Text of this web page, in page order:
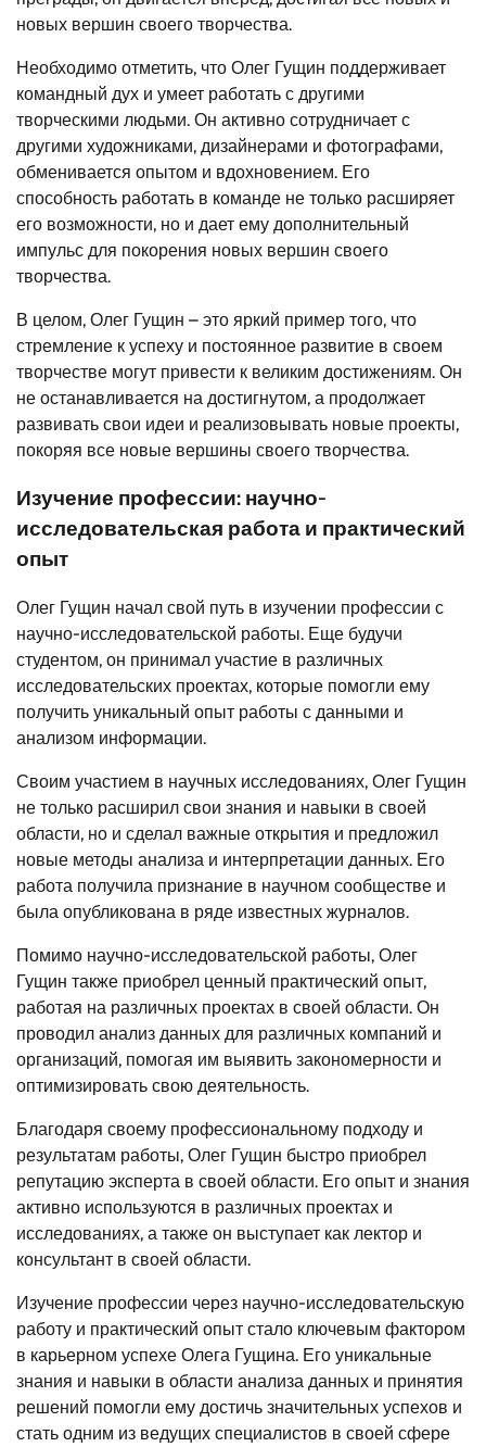
новых вершин своего творчества.
Необходимо отметить, что Олег Гущин поддерживает
командный дух и умеет работать с другими
творческими людьми. Он активно сотрудничает с
другими художниками, дизайнерами и фотографами,
обменивается опытом и вдохновением. Его
способность работать в команде не только расширяет
его возможности, но и дает ему дополнительный
импульс для покорения новых вершин своего
творчества.
В целом, Олег Гущин – это яркий пример того, что
стремление к успеху и постоянное развитие в своем
творчестве могут привести к великим достижениям. Он
не останавливается на достигнутом, а продолжает
развивать свои идеи и реализовывать новые проекты,
покоряя все новые вершины своего творчества.
Изучение профессии: научно-
исследовательская работа и практический
опыт
Олег Гущин начал свой путь в изучении профессии с
научно-исследовательской работы. Еще будучи
студентом, он принимал участие в различных
исследовательских проектах, которые помогли ему
получить уникальный опыт работы с данными и
анализом информации.
Своим участием в научных исследованиях, Олег Гущин
не только расширил свои знания и навыки в своей
области, но и сделал важные открытия и предложил
новые методы анализа и интерпретации данных. Его
работа получила признание в научном сообществе и
была опубликована в ряде известных журналов.
Помимо научно-исследовательской работы, Олег
Гущин также приобрел ценный практический опыт,
работая на различных проектах в своей области. Он
проводил анализ данных для различных компаний и
организаций, помогая им выявить закономерности и
оптимизировать свою деятельность.
Благодаря своему профессиональному подходу и
результатам работы, Олег Гущин быстро приобрел
репутацию эксперта в своей области. Его опыт и знания
активно используются в различных проектах и
исследованиях, а также он выступает как лектор и
консультант в своей области.
Изучение профессии через научно-исследовательскую
работу и практический опыт стало ключевым фактором
в карьерном успехе Олега Гущина. Его уникальные
знания и навыки в области анализа данных и принятия
решений помогли ему достичь значительных успехов и
стать одним из ведущих специалистов в своей сфере